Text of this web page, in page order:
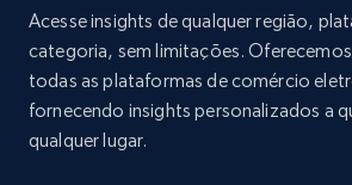
products by best sellers
Title, Seller name, Brand,
price, Currency, Availability,
more.
Acesse insights de qualquer região,
categoria, sem limitações.
todas as plataformas de comércio
fornecendo insights personalizados a
qualquer lugar.